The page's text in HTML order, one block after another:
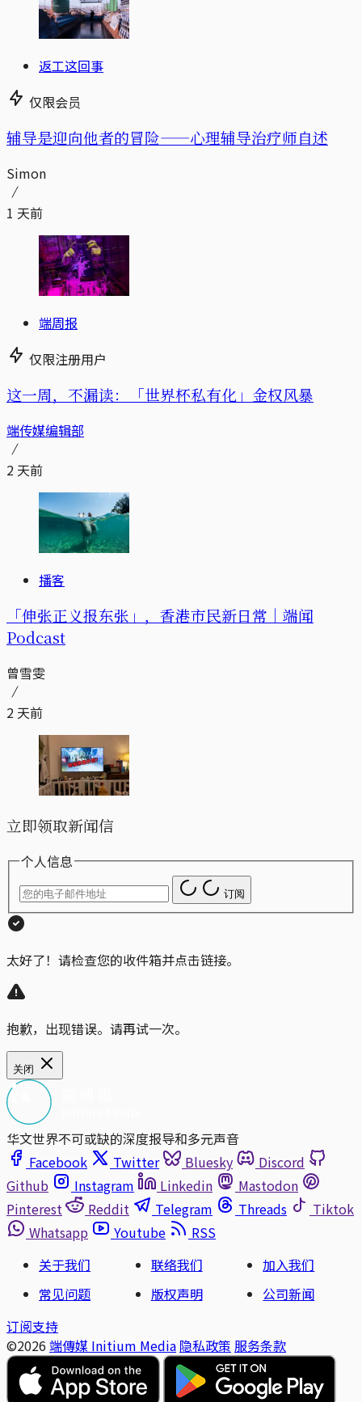
返工这回事
仅限会员
辅导是迎向他者的冒险——心理辅导治疗师自述
Simon
1 天前
端周报
仅限注册用户
这一周，不漏读：「世界杯私有化」金权风暴
端传媒编辑部
2 天前
播客
「伸张正义报东张」，香港市民新日常｜端闻
Podcast
曾雪雯
2 天前
立即领取新闻信
个人信息
订阅
太好了！请检查您的收件箱并点击链接。
抱歉，出现错误。请再试一次。
关闭
华文世界不可或缺的深度报导和多元声音
Facebook
Twitter Bluesky
Discord
Github
Instagram Linkedin
Mastodon
Pinterest
Reddit Telegram Threads
Tiktok
Whatsapp
Youtube
RSS
关于我们
联络我们
加入我们
常见问题
版权声明
公司新闻
订阅支持
©2026 端傳媒 Initium Media 隐私政策 服务条款